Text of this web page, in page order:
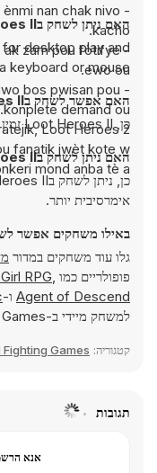
ènmi nan chak nivo
kacho.
ak zam pou fòtifye
ewo ou.
bos pwisan pou
konplete demand ou.
Loot Heroes 2
fanatik jwèt kote w
mond anba tè a?
האם ניתן לשחק בLoot Heroes II במובייל?
desktop play and
keyboard or mouse.
האם אפשר לשחק בLoot Heroes II בחינם?
כן, Loot Heroes II זמין בY8 בחינם וניתן לשחק בו ישירות בדפדפן.
האם ניתן לשחק בLoot Heroes II במצב מסך מלא?
אימרסיבית יותר.
באילו משחקים אפשר
גלו עוד משחקים במדור
פופולריים כמו RPG,
Agent of Descend ו-
למשחק מיידי ב-Y8 Games.
קטגוריה: Games
תגובות
אנא